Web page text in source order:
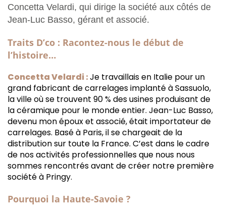
Concetta Velardi, qui dirige la société aux côtés de
Jean-Luc Basso, gérant et associé.
Traits D’co : Racontez-nous le début de
l’histoire…
Concetta Velardi :Je travaillais en Italie pour un
grand fabricant de carrelages implanté à Sassuolo,
la ville où se trouvent 90 % des usines produisant de
la céramique pour le monde entier. Jean-Luc Basso,
devenu mon époux et associé, était importateur de
carrelages. Basé à Paris, il se chargeait de la
distribution sur toute la France. C’est dans le cadre
de nos activités professionnelles que nous nous
sommes rencontrés avant de créer notre première
société à Pringy.
Pourquoi la Haute-Savoie ?